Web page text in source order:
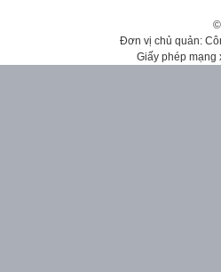
Đơn vị chủ quản:
Giấy phép mạng